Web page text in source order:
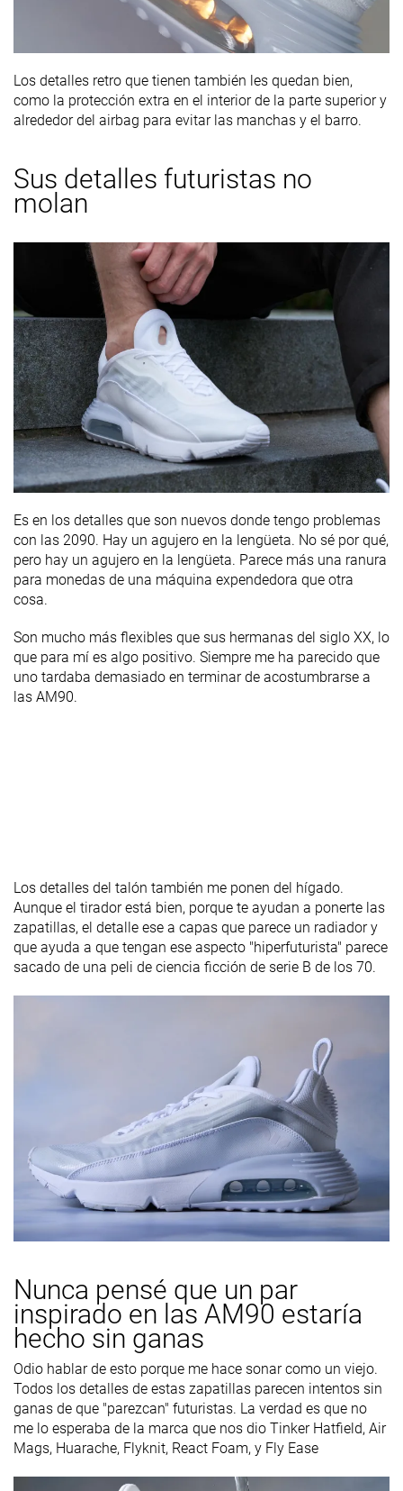
Los detalles retro que tienen también les quedan bien,
como la protección extra en el interior de la parte superior y
alrededor del airbag para evitar las manchas y el barro.
Sus detalles futuristas no
molan
Es en los detalles que son nuevos donde tengo problemas
con las 2090. Hay un agujero en la lengüeta. No sé por qué,
pero hay un agujero en la lengüeta. Parece más una ranura
para monedas de una máquina expendedora que otra
cosa.
Son mucho más flexibles que sus hermanas del siglo XX, lo
que para mí es algo positivo. Siempre me ha parecido que
uno tardaba demasiado en terminar de acostumbrarse a
las AM90.
Los detalles del talón también me ponen del hígado.
Aunque el tirador está bien, porque te ayudan a ponerte las
zapatillas, el detalle ese a capas que parece un radiador y
que ayuda a que tengan ese aspecto "hiperfuturista" parece
sacado de una peli de ciencia ficción de serie B de los 70.
Nunca pensé que un par
inspirado en las AM90 estaría
hecho sin ganas
Odio hablar de esto porque me hace sonar como un viejo.
Todos los detalles de estas zapatillas parecen intentos sin
ganas de que "parezcan" futuristas. La verdad es que no
me lo esperaba de la marca que nos dio Tinker Hatfield, Air
Mags, Huarache, Flyknit, React Foam, y Fly Ease